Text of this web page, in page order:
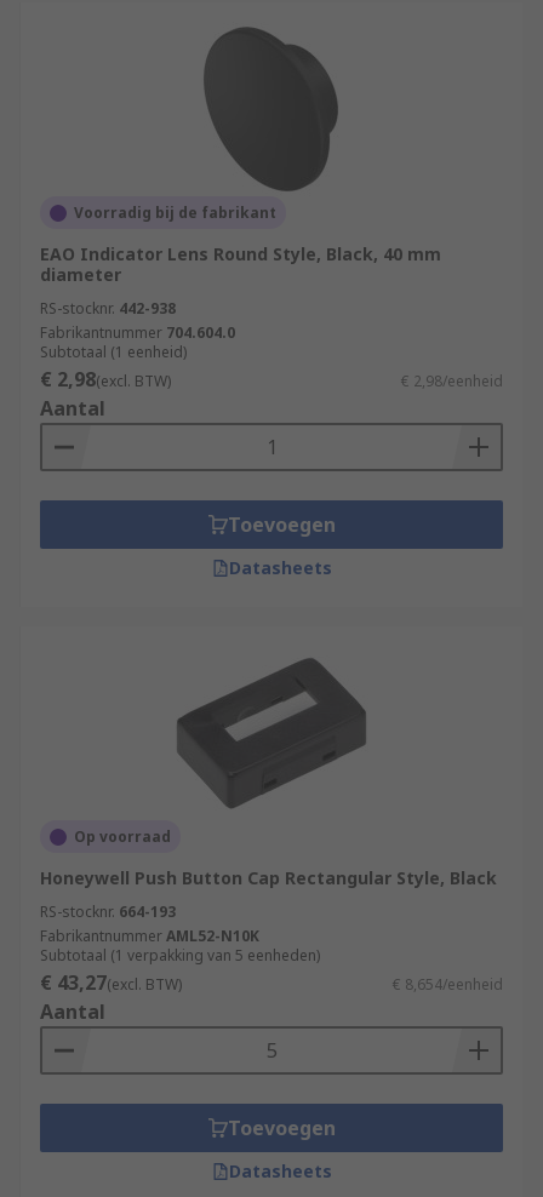
Voorradig bij de fabrikant
EAO Indicator Lens Round Style, Black, 40 mm
diameter
RS-stocknr. 442-938
Fabrikantnummer 704.604.0
Subtotaal (1 eenheid)
€ 2,98(excl. BTW) € 2,98/eenheid
Aantal
Toevoegen
Datasheets
Op voorraad
Honeywell Push Button Cap Rectangular Style, Black
RS-stocknr. 664-193
FabrikantnummerAML52-N10K
Subtotaal (1 verpakking van 5 eenheden)
€ 43,27(excl. BTW) € 8,654/eenheid
Aantal
Toevoegen
Datasheets